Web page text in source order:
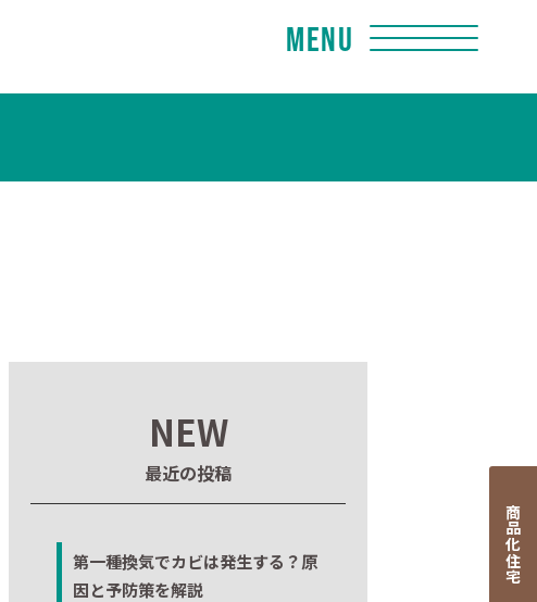
Menu
NEW
最近の投稿
第一種換気でカビは発生する？原
因と予防策を解説
商品化住宅